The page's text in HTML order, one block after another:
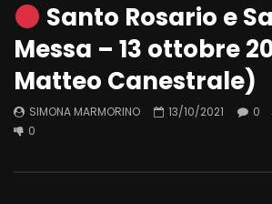
Santo Rosario e
Messa – 13 ottobre
Matteo Canestrale)
SIMONA MARMORINO 13/10/2021 0
0